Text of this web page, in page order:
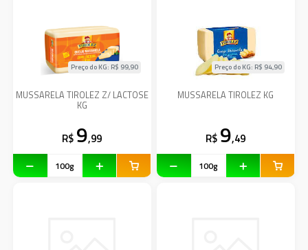
MUSSARELA TIROLEZ Z/ LACTOSE
KG
Preço do KG: R$ 99,90
R$ 9,99
MUSSARELA TIROLEZ KG
Preço do KG: R$ 94,90
R$ 9,49